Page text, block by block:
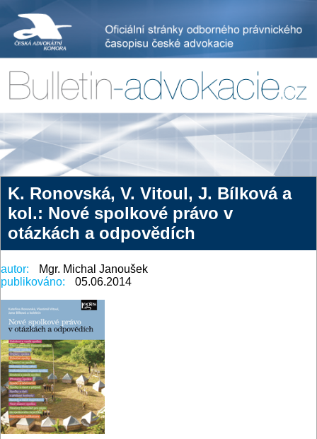
K. Ronovská, V. Vitoul, J. Bílková a
kol.: Nové spolkové právo v
otázkách a odpovědích
autor:
Mgr. Michal Janoušek
publikováno:
05.06.2014